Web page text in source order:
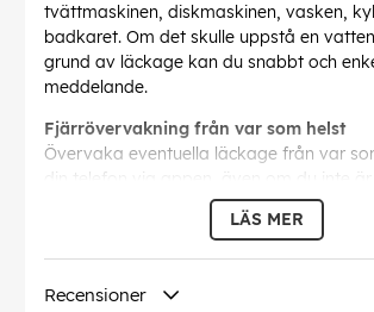
tvättmaskinen, diskmaskinen, vasken,
badkaret. Om det skulle uppstå en
grund av läckage kan du snabbt och
meddelande.
Fjärrövervakning från var som helst
Övervaka eventuella läckage från var
din telefon via appen, även om du inte är
Anslut till andra LogiLink Smart-produkter
ett säkrare hem.
LÄS MER
Recensioner